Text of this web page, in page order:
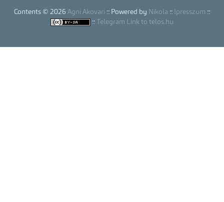
Contents © 2026 Agni Akovari :: Powered by Nikola :: Ipresszum ::
:: Telegram Link to telos.hu